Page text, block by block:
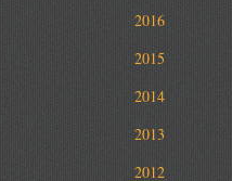
2016
2015
2014
2013
2012